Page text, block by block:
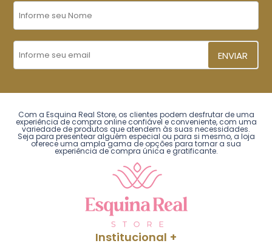
ENVIAR
Com a Esquina Real Store, os clientes podem desfrutar de uma
experiência de compra online confiável e conveniente, com uma
variedade de produtos que atendem às suas necessidades.
Seja para presentear alguém especial ou para si mesmo, a loja
oferece uma ampla gama de opções para tornar a sua
experiência de compra única e gratificante.
Institucional